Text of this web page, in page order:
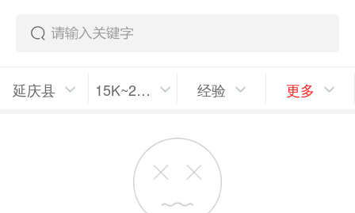
延庆县 15K~20K/月 经验 更多